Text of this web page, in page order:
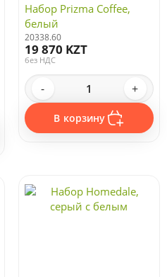
Набор Prizma Coffee,
белый
20338.60
19 870 KZT
без НДС
- +
В корзину